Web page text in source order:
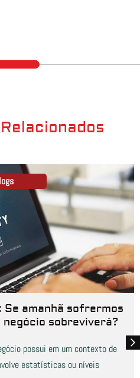
amanhã sofrermos
sobreviverá?
possui em um contexto de
estatísticas ou níveis